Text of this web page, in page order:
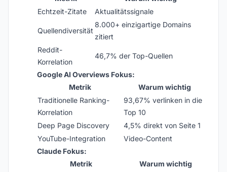
Echtzeit-Zitate
Aktualitätssignale
Quellendiversität
8.000+ einzigartige Domains
zitiert
Reddit-
Korrelation
46,7% der Top-Quellen
Google AI Overviews Fokus:
Metrik
Warum wichtig
Traditionelle Ranking-
Korrelation
93,67% verlinken in die
Top 10
Deep Page Discovery
4,5% direkt von Seite 1
YouTube-Integration
Video-Content
Claude Fokus:
Metrik
Warum wichtig